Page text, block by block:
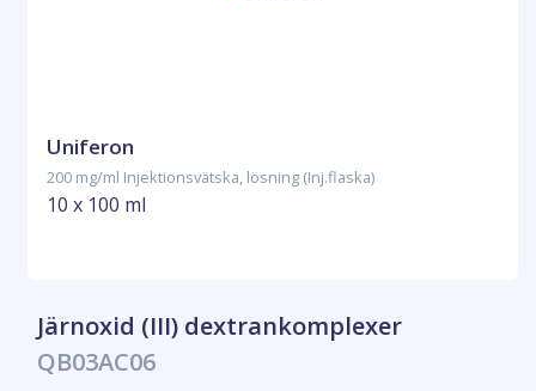
Uniferon
200 mg/ml Injektionsvätska, lösning (Inj.flaska)
10 x 100 ml
Järnoxid (III) dextrankomplexer
QB03AC06